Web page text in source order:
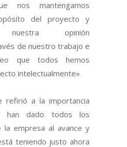
nos mantengamos
del proyecto y
nuestra opinión
de nuestro trabajo e
que todos hemos
intelectualmente»
refirió a la importancia
dado todos los
la empresa al avance y
teniendo justo ahora